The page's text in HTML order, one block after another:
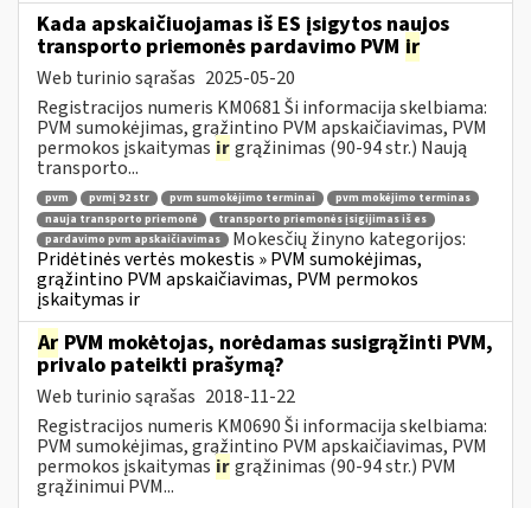
Kada apskaičiuojamas iš ES įsigytos naujos
transporto priemonės pardavimo PVM ir
Web turinio sąrašas 2025-05-20
Registracijos numeris KM0681 Ši informacija skelbiama:
PVM sumokėjimas, grąžintino PVM apskaičiavimas, PVM
permokos įskaitymas irgrąžinimas (90-94 str.) Naują
transporto...
pvm pvmį 92 str pvm sumokėjimo terminai
pvm mokėjimo terminas
nauja transporto priemonė
transporto priemonės įsigijimas iš es
pardavimo pvm apskaičiavimas
Mokesčių žinyno kategorijos:
Pridėtinės vertės mokestis » PVM sumokėjimas,
grąžintino PVM apskaičiavimas, PVM permokos
įskaitymas ir
Ar PVM mokėtojas, norėdamas susigrąžinti PVM,
privalo pateikti prašymą?
Web turinio sąrašas 2018-11-22
Registracijos numeris KM0690 Ši informacija skelbiama:
PVM sumokėjimas, grąžintino PVM apskaičiavimas, PVM
permokos įskaitymas irgrąžinimas (90-94 str.) PVM
grąžinimui PVM...